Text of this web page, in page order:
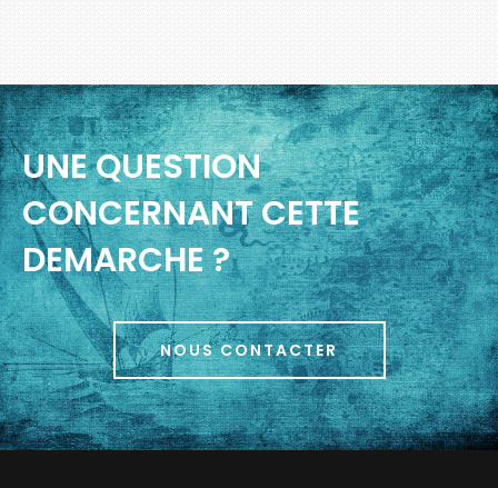
UNE QUESTION
CONCERNANT CETTE
DEMARCHE ?
NOUS CONTACTER